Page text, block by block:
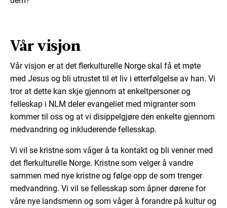
Vår visjon
Vår visjon er at det flerkulturelle Norge skal få et møte
med Jesus og bli utrustet til et liv i etterfølgelse av han. Vi
tror at dette kan skje gjennom at enkeltpersoner og
felleskap i NLM deler evangeliet med migranter som
kommer til oss og at vi disippelgjøre den enkelte gjennom
medvandring og inkluderende fellesskap.
Vi vil se kristne som våger å ta kontakt og bli venner med
det flerkulturelle Norge. Kristne som velger å vandre
sammen med nye kristne og følge opp de som trenger
medvandring. Vi vil se fellesskap som åpner dørene for
våre nye landsmenn og som våger å forandre på kultur og